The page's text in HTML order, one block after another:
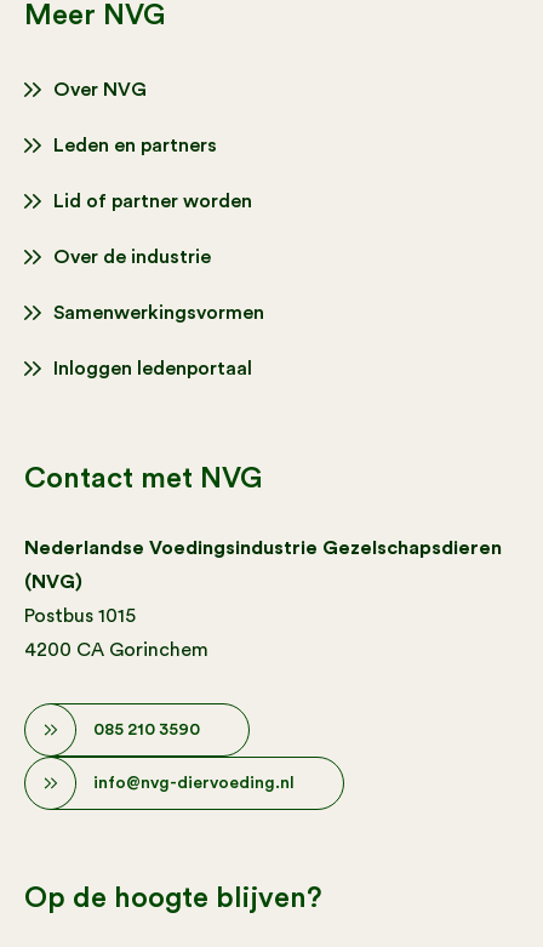
Meer NVG
Over NVG
Leden en partners
Lid of partner worden
Over de industrie
Samenwerkingsvormen
Inloggen ledenportaal
Contact met NVG
Nederlandse Voedingsindustrie Gezelschapsdieren
(NVG)
Postbus 1015
4200 CA Gorinchem
085 210 3590
info@nvg-diervoeding.nl
Op de hoogte blijven?